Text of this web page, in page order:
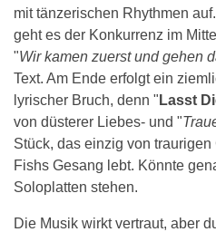
mit tänzerischen Rhythmen
geht es der Konkurrenz im
"Wir kamen zuerst und gehen
Text. Am Ende erfolgt ein
lyrischer Bruch, denn " Lasst
von düsterer Liebes- und "
Stück, das einzig von
Fishs Gesang lebt. Könnte
Soloplatten stehen.
Die Musik wirkt vertraut, aber